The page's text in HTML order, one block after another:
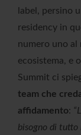
label, persino
residency in
numero uno al
ecosistema, e
Summit ci
team che
affidamento:
bisogno di tutto